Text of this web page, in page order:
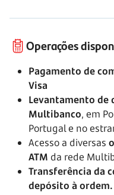
Operações
Pagamento de
Visa
Levantamento de
Multibanco, em
Portugal e no
Acesso a diversas
ATM da rede
Transferência da
depósito à ordem.